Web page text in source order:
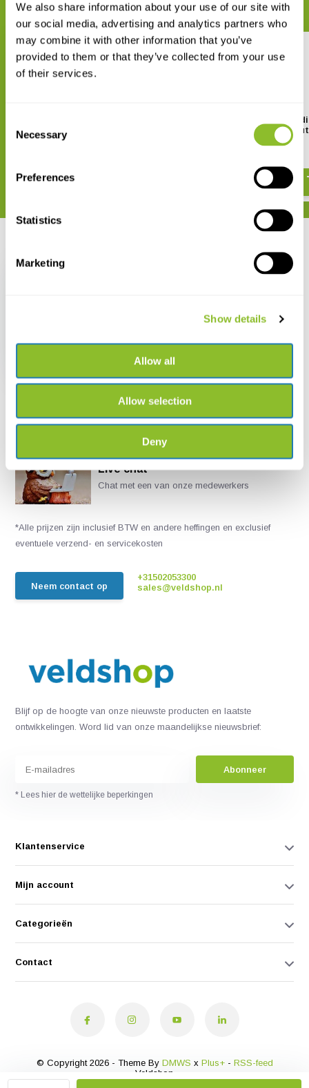
We also share information about your use of our site with
our social media, advertising and analytics partners who
may combine it with other information that you’ve
provided to them or that they’ve collected from your use
of their services.
Selection
Necessary
Preferences
Statistics
Marketing
Show details
Allow all
Allow selection
Deny
Butterflies of the
Subcontinent -
Checklist
Mongolia
Live chat
Chat met een van onze medewerkers
*Alle prijzen zijn inclusief BTW en andere heffingen en exclusief
eventuele verzend- en servicekosten
Neem contact op
+31502053300
sales@veldshop.nl
Blijf op de hoogte van onze nieuwste producten en laatste
ontwikkelingen. Word lid van onze maandelijkse nieuwsbrief:
Abonneer
* Lees hier de wettelijke beperkingen
Klantenservice
Mijn account
Categorieën
Contact
© Copyright 2026 - Theme By DMWS x Plus+- RSS-feed
Veldshop